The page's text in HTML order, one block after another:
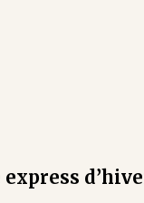
express